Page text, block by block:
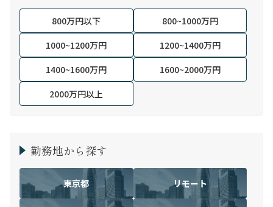
800万円以下
800~1000万円
1000~1200万円
1200~1400万円
1400~1600万円
1600~2000万円
2000万円以上
勤務地から探す
東京都 リモート